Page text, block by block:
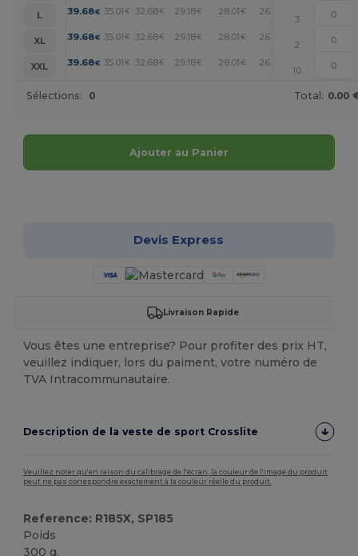
L
39.68€ 35.01 € 32.68€ 29.18€ 28.01 € 26.85
3
XL
39.68€ 35.01 € 32.68€ 29.18€ 28.01 € 26.85
2
XXL
39.68€ 35.01 € 32.68€ 29.18€ 28.01 € 26.85
10
Sélections: 0 Total: 0.00
Ajouter au Panier
Devis Express
Livraison Rapide
Vous êtes une entreprise? Pour profiter des prix HT,
veuillez indiquer, lors du paiment, votre numéro de
TVA Intracommunautaire.
Description de la veste de sport Crosslite
Veuillez noter qu'en raison du calibrage de l'écran, la couleur de l'image du produit
peut ne pas correspondre exactement à la couleur réelle du produit.
Reference: R185X, SP185
Poids
300 g.